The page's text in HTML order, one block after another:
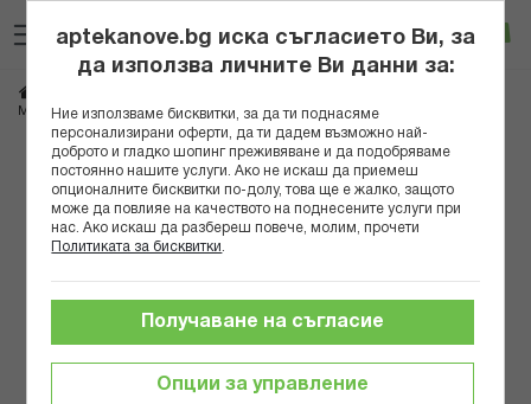
към
съдържанието
Вход
МАГНУМ ЯПОНСКА ЕКСФОЛИРАЩА КЪРПА 400
Преминете
края
aptekanove.bg иска съгласието Ви, за
да използва личните Ви данни за:
Ние използваме бисквитки, за да ти поднасяме
персонализирани оферти, да ти дадем възможно най-
доброто и гладко шопинг преживяване и да подобряваме
постоянно нашите услуги. Ако не искаш да приемеш
опционалните бисквитки по-долу, това ще е жалко, защото
може да повлияе на качеството на поднесените услуги при
нас. Ако искаш да разбереш повече, молим, прочети
Политиката за бисквитки
Опции за управление
Получаване на съгласие